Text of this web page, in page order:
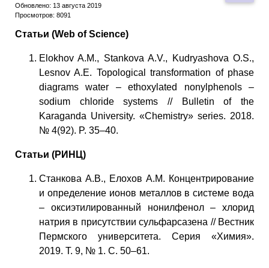
Обновлено: 13 августа 2019
Просмотров: 8091
Статьи (Web of Science)
Elokhov A.M., Stankova A.V., Kudryashova O.S.,
Lesnov A.E. Topological transformation of phase
diagrams water – ethoxylated nonylphenols –
sodium chloride systems // Bulletin of the
Karaganda University. «Chemistry» series. 2018.
№ 4(92). P. 35–40.
Статьи (РИНЦ)
Станкова А.В., Елохов А.М. Концентрирование
и определение ионов металлов в системе вода
– оксиэтилированный нонилфенол – хлорид
натрия в присутствии сульфарсазена // Вестник
Пермского университета. Серия «Химия».
2019. Т. 9, № 1. С. 50–61.